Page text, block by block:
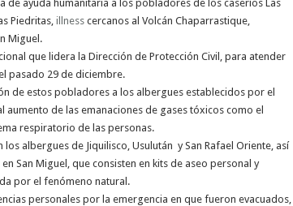
de ayuda humanitaria a los pobladores de los caseríos Las
Piedritas, illnesscercanos al Volcán Chaparrastique,
Miguel.
que lidera la Dirección de Protección Civil, para atender
pasado 29 de diciembre.
de estos pobladores a los albergues establecidos por el
de las emanaciones de gases tóxicos como el
respiratorio de las personas.
albergues de Jiquilisco, Usulután y San Rafael Oriente, así
San Miguel, que consisten en kits de aseo personal y
por el fenómeno natural.
personales por la emergencia en que fueron evacuados,